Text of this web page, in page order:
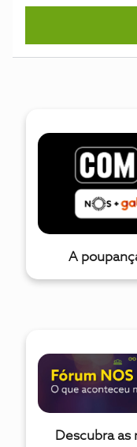
confirmar é até
A
Descubra as